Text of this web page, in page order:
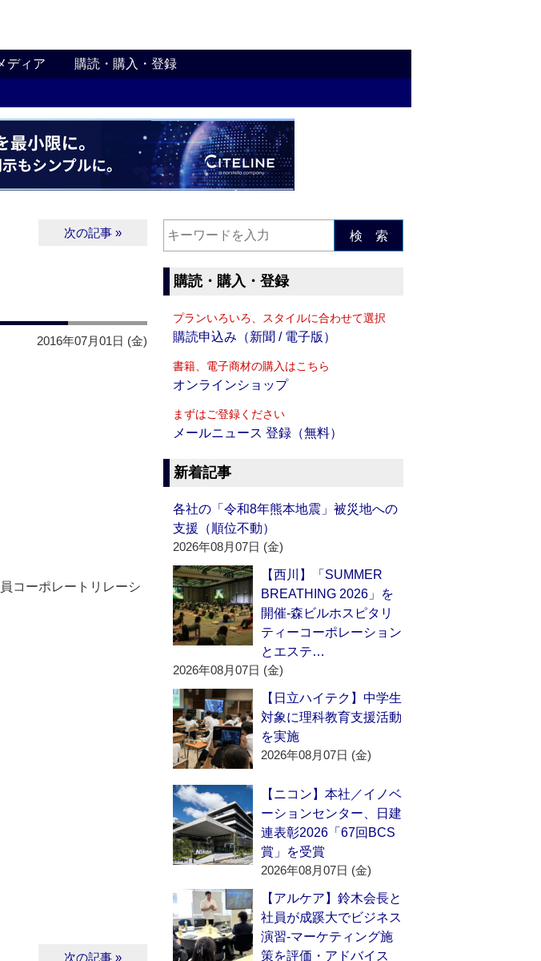
ディア 購読・購入・登録
次の記事 »
2016年07月01日 (金)
コーポレートリレーシ
次の記事 »
検 索
購読・購入・登録
プランいろいろ、スタイルに合わせて選択
購読申込み（新聞 / 電子版）
書籍、電子商材の購入はこちら
オンラインショップ
まずはご登録ください
メールニュース 登録（無料）
新着記事
各社の「令和8年熊本地震」被災地への
支援（順位不動）
2026年08月07日 (金)
【西川】「SUMMER
BREATHING 2026」を
開催‐森ビルホスピタリ
ティーコーポレーション
とエステ…
2026年08月07日 (金)
【日立ハイテク】中学生
対象に理科教育支援活動
を実施
2026年08月07日 (金)
【ニコン】本社／イノベ
ーションセンター、日建
連表彰2026「67回BCS
賞」を受賞
2026年08月07日 (金)
【アルケア】鈴木会長と
社員が成蹊大でビジネス
演習‐マーケティング施
策を評価・アドバイス